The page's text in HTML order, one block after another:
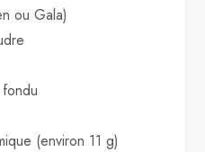
ou Gala)
(environ 11 g)